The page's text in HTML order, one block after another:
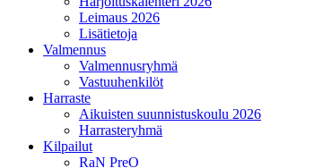
Leimaus 2026
Lisätietoja
Valmennus
Valmennusryhmä
Vastuuhenkilöt
Harraste
Aikuisten suunnistuskoulu 2026
Harrasteryhmä
Kilpailut
RaN PreO